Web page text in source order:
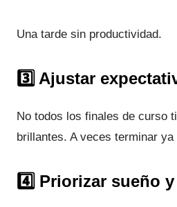
Una tarde sin productividad.
3️⃣ Ajustar
No todos los finales de curso
brillantes. A veces terminar
4️⃣ Priorizar sueño